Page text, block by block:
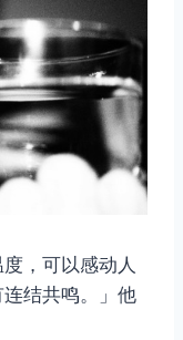
，可以感动人
结共鸣。」他